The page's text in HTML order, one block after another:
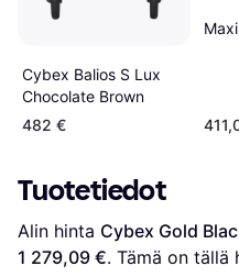
Cybex Balios S Lux
Chocolate Brown
482 €
Tuotetiedot
Alin hinta Cybex Gold
1 279,09 €. Tämä on tällä